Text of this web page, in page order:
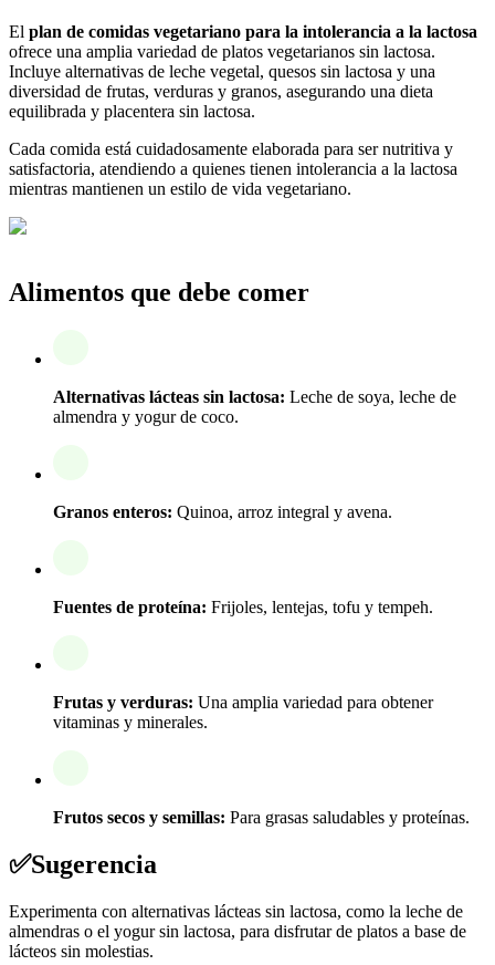
El plan de comidas vegetariano para la intolerancia a la lactosa
ofrece una amplia variedad de platos vegetarianos sin lactosa.
Incluye alternativas de leche vegetal, quesos sin lactosa y una
diversidad de frutas, verduras y granos, asegurando una dieta
equilibrada y placentera sin lactosa.
Cada comida está cuidadosamente elaborada para ser nutritiva y
satisfactoria, atendiendo a quienes tienen intolerancia a la lactosa
mientras mantienen un estilo de vida vegetariano.
Alimentos que debe comer
Alternativas lácteas sin lactosa: Leche de soya, leche de
almendra y yogur de coco.
Granos enteros: Quinoa, arroz integral y avena.
Fuentes de proteína: Frijoles, lentejas, tofu y tempeh.
Frutas y verduras: Una amplia variedad para obtener
vitaminas y minerales.
Frutos secos y semillas: Para grasas saludables y proteínas.
✅Sugerencia
Experimenta con alternativas lácteas sin lactosa, como la leche de
almendras o el yogur sin lactosa, para disfrutar de platos a base de
lácteos sin molestias.